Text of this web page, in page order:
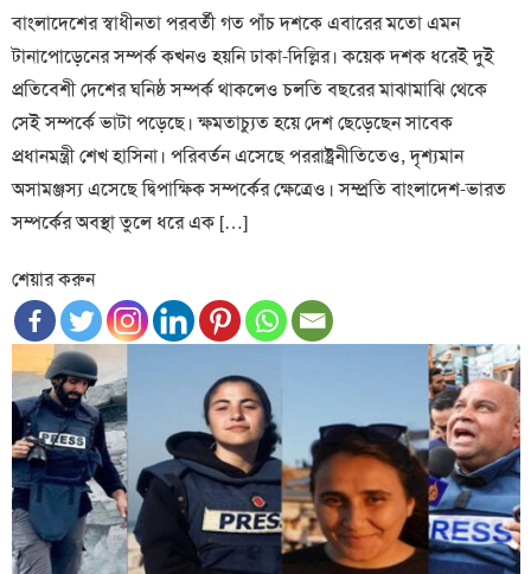
বাংলাদেশের স্বাধীনতা পরবর্তী গত পাঁচ দশকে এবারের মতো এমন
টানাপোড়েনের সম্পর্ক কখনও হয়নি ঢাকা-দিল্লির। কয়েক দশক ধরেই দুই
প্রতিবেশী দেশের ঘনিষ্ঠ সম্পর্ক থাকলেও চলতি বছরের মাঝামাঝি থেকে
সেই সম্পর্কে ভাটা পড়েছে। ক্ষমতাচ্যুত হয়ে দেশ ছেড়েছেন সাবেক
প্রধানমন্ত্রী শেখ হাসিনা। পরিবর্তন এসেছে পররাষ্ট্রনীতিতেও, দৃশ্যমান
অসামঞ্জস্য এসেছে দ্বিপাক্ষিক সম্পর্কের ক্ষেত্রেও। সম্প্রতি বাংলাদেশ-ভারত
সম্পর্কের অবস্থা তুলে ধরে এক […]
শেয়ার করুন